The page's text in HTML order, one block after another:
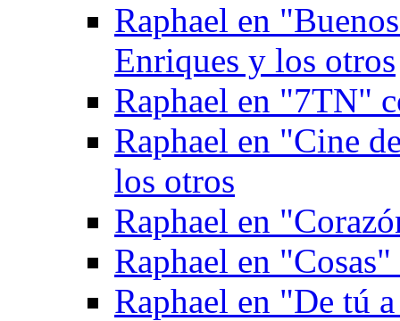
Raphael en
Enriques y los otros
Raphael en "7TN"
Raphael en "Cine
los otros
Raphael en
Raphael en
Raphael en "De tú